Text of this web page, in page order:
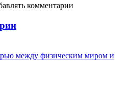
комментарии
между физическим миром и